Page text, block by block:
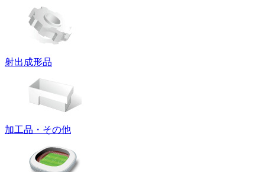
射出成形品
加工品・その他